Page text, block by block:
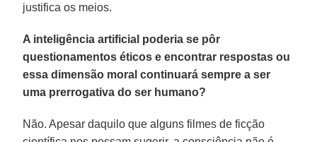
justifica os meios.
A inteligência artificial poderia se pôr
questionamentos éticos e encontrar respostas ou
essa dimensão moral continuará sempre a ser
uma prerrogativa do ser humano?
Não. Apesar daquilo que alguns filmes de ficção